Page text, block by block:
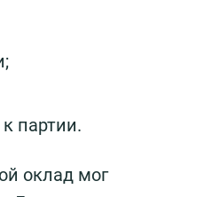
партии.
оклад мог